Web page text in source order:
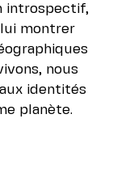
introspectif,
montrer
nous
identités
planète.